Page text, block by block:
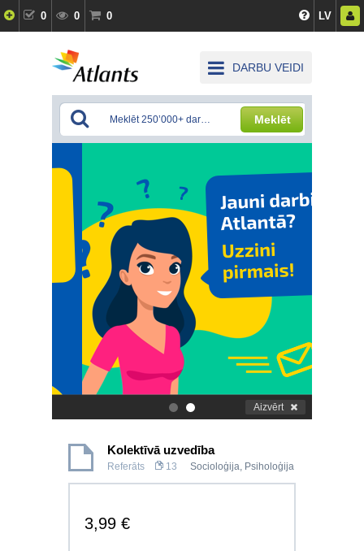
0 0 0 LV
DARBU VEIDI
Meklēt
. Aizvērt
Kolektīvā uzvedība
Referāts 13 Socioloģija, Psiholoģija
3,99 €